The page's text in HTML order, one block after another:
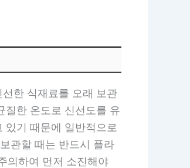
한 식재료를 오래 보관
질한 온도로 신선도를 유
기 때문에 일반적으로
관할 때는 반드시 플라
의하여 먼저 소진해야